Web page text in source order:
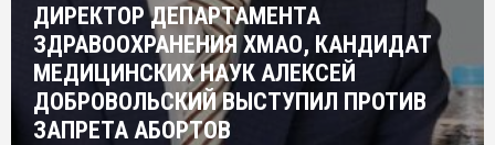
ДИРЕКТОР ДЕПАРТАМЕНТА
ЗДРАВООХРАНЕНИЯ ХМАО, КАНДИДАТ
МЕДИЦИНСКИХ НАУК АЛЕКСЕЙ
ДОБРОВОЛЬСКИЙ ВЫСТУПИЛ ПРОТИВ
ЗАПРЕТА АБОРТОВ